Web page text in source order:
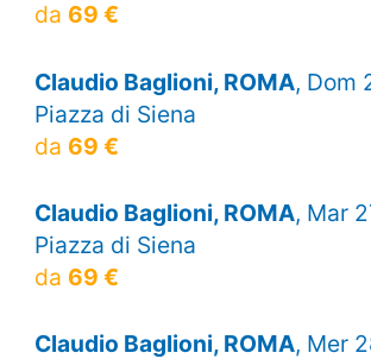
da 69 €
Claudio Baglioni, ROMA, Dom
Piazza di Siena
da 69 €
Claudio Baglioni, ROMA, Mar
Piazza di Siena
da 69 €
Claudio Baglioni, ROMA, Mer